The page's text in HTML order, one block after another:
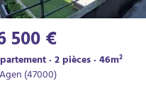
500 €
· 2 pièces · 46m²
Agen (47000)